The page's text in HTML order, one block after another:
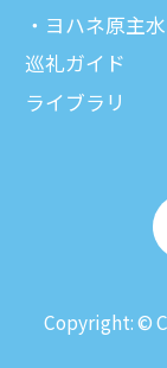
ヨハネ原主水
巡礼ガイド
ライブラリ
Copyright: ©